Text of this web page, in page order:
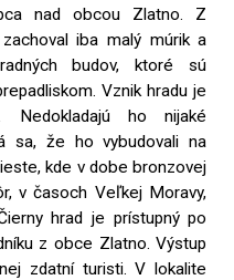
nad obcou Zlatno. Z
iba malý múrik a
budov, ktoré sú
Vznik hradu je
Nedokladajú ho nijaké
sa, že ho vybudovali na
kde v dobe bronzovej
v časoch Veľkej Moravy,
hrad je prístupný po
z obce Zlatno. Výstup
zdatní turisti. V lokalite